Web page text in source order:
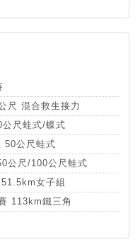
尺 混合救生接力
尺蛙式/蝶式
50公尺蛙式
公尺/100公尺蛙式
女子組
113km鐵三角